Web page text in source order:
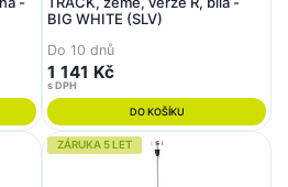
BIG WHITE (SLV)
Do 10 dnů
1 141 Kč
s DPH
DO KOŠÍKU
ZÁRUKA 5 LET